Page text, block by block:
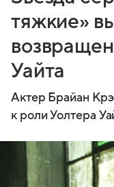
тяжкие»
Уайта
Актер Брайан
к роли Уолтера